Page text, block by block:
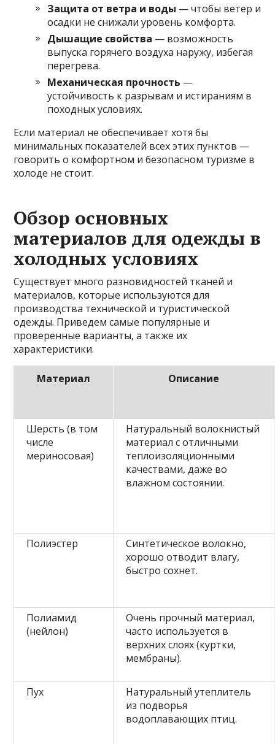
Защита от ветра и воды — чтобы ветер и
осадки не снижали уровень комфорта.
Дышащие свойства — возможность
выпуска горячего воздуха наружу, избегая
перегрева.
Механическая прочность —
устойчивость к разрывам и истираниям в
походных условиях.
Если материал не обеспечивает хотя бы
минимальных показателей всех этих пунктов —
говорить о комфортном и безопасном туризме в
холоде не стоит.
Обзор основных
материалов для одежды в
холодных условиях
Существует много разновидностей тканей и
материалов, которые используются для
производства технической и туристической
одежды. Приведем самые популярные и
проверенные варианты, а также их
характеристики.
Материал Описание
Шерсть (в том
числе
мериносовая)
Натуральный волокнистый
материал с отличными
теплоизоляционными
качествами, даже во
влажном состоянии.
Полиэстер
Синтетическое волокно,
хорошо отводит влагу,
быстро сохнет.
Полиамид
(нейлон)
Очень прочный материал,
часто используется в
верхних слоях (куртки,
мембраны).
Пух
Натуральный утеплитель
из подворья
водоплавающих птиц.